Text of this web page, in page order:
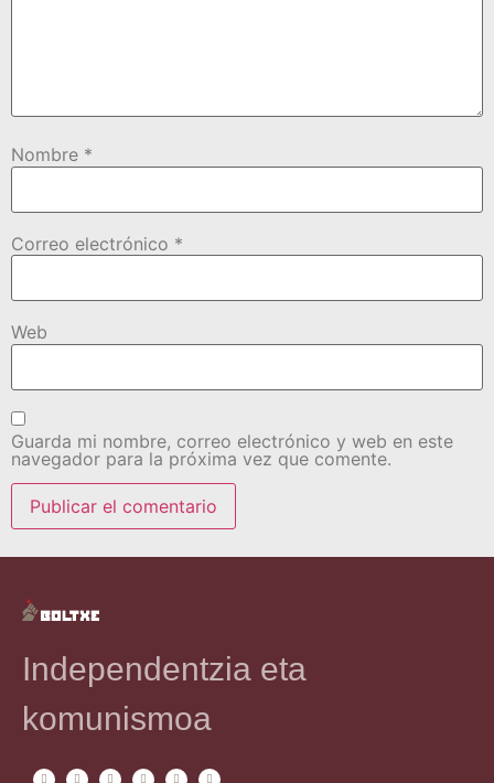
Nombre *
Correo electrónico *
Web
Guarda mi nombre, correo electrónico y web en este
navegador para la próxima vez que comente.
Independentzia eta
komunismoa